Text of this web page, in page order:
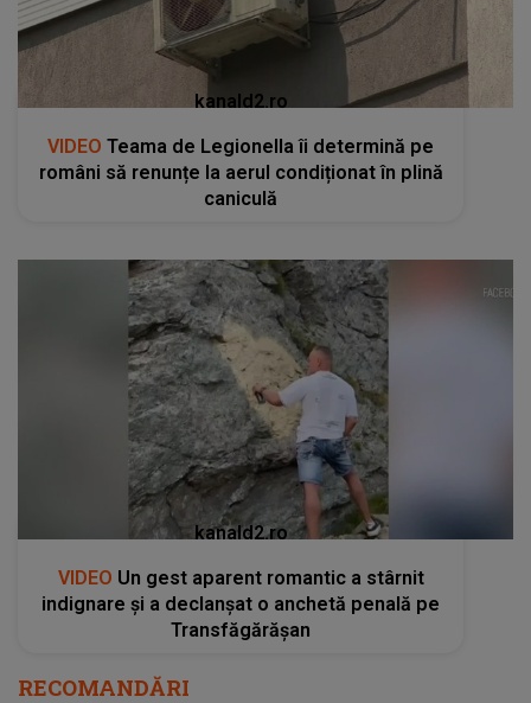
kanald2.ro
VIDEO Teama de Legionella îi determină pe
români să renunțe la aerul condiționat în plină
caniculă
kanald2.ro
VIDEO Un gest aparent romantic a stârnit
indignare și a declanșat o anchetă penală pe
Transfăgărășan
RECOMANDĂRI